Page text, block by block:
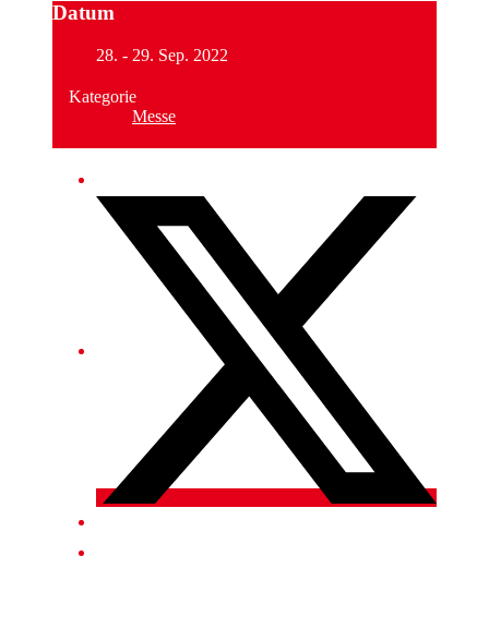
Datum
28. - 29. Sep. 2022
Kategorie
Messe